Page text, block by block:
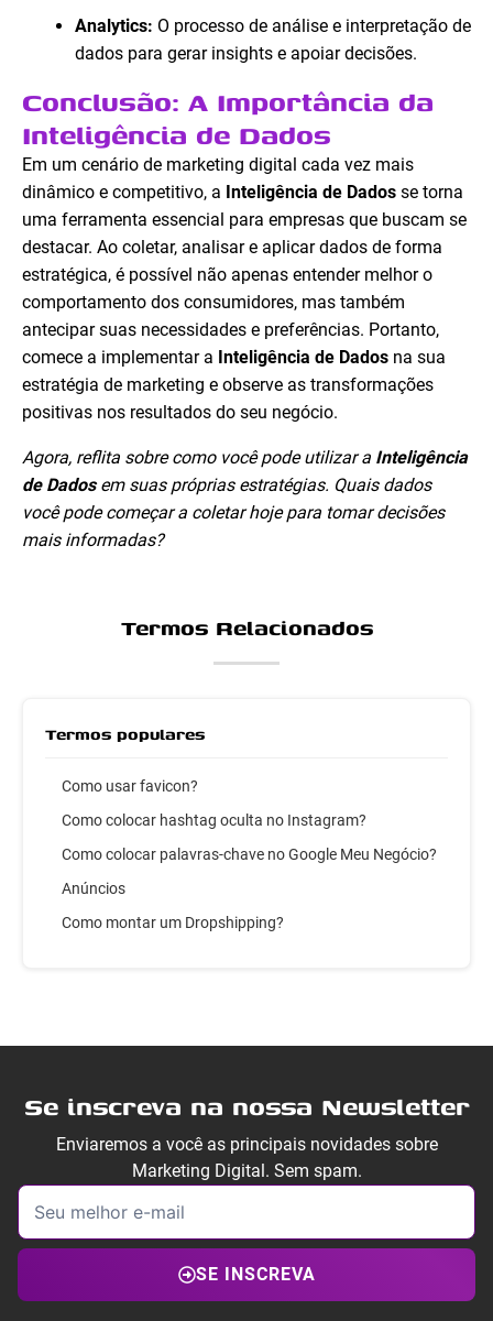
Analytics: O processo de análise e interpretação de
dados para gerar insights e apoiar decisões.
Conclusão: A Importância da
Inteligência de Dados
Em um cenário de marketing digital cada vez mais
dinâmico e competitivo, a Inteligência de Dados se torna
uma ferramenta essencial para empresas que buscam se
destacar. Ao coletar, analisar e aplicar dados de forma
estratégica, é possível não apenas entender melhor o
comportamento dos consumidores, mas também
antecipar suas necessidades e preferências. Portanto,
comece a implementar a Inteligência de Dados na sua
estratégia de marketing e observe as transformações
positivas nos resultados do seu negócio.
Agora, reflita sobre como você pode utilizar a Inteligência
de Dadosem suas próprias estratégias. Quais dados
você pode começar a coletar hoje para tomar decisões
mais informadas?
Termos Relacionados
Termos populares
Como usar favicon?
Como colocar hashtag oculta no Instagram?
Como colocar palavras-chave no Google Meu Negócio?
Anúncios
Como montar um Dropshipping?
Se inscreva na nossa Newsletter
Enviaremos a você as principais novidades sobre
Marketing Digital. Sem spam.
SE INSCREVA